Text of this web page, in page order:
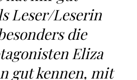
Leser/Leserin
die
Eliza
gut kennen, mit